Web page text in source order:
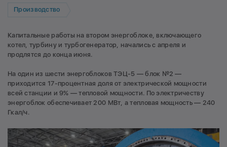
Производство
Капитальные работы на втором энергоблоке, включающего
котел, турбину и турбогенератор, начались с апреля и
продлятся до конца июня.
На один из шести энергоблоков ТЭЦ-5 — блок №2 —
приходится 17-процентная доля от электрической мощности
всей станции и 9% — тепловой мощности. По электричеству
энергоблок обеспечивает 200 МВт, а тепловая мощность — 240
Гкал/ч.